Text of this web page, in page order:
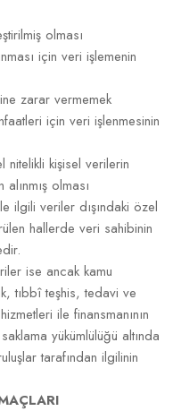
olması
için veri işlemenin
zarar vermemek
için veri işlenmesinin
kişisel verilerin
olması
ilgili veriler dışındaki özel
hallerde veri sahibinin
ise ancak kamu
tıbbî teşhis, tedavi ve
ile finansmanının
yükümlülüğü altında
tarafından ilgilinin